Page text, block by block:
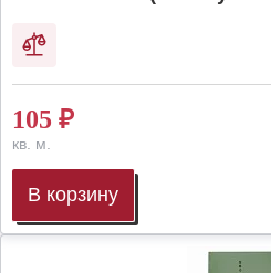
105 ₽
кв. м.
В корзину